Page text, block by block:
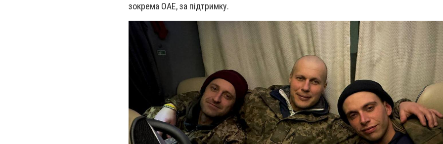
зокрема ОАЕ, за підтримку.